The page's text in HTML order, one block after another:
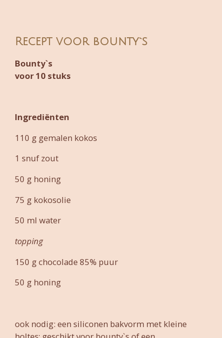
Recept voor bounty`s
Bounty`s
voor 10 stuks
Ingrediënten
110 g gemalen kokos
1 snuf zout
50 g honing
75 g kokosolie
50 ml water
topping
150 g chocolade 85% puur
50 g honing
ook nodig: een siliconen bakvorm met kleine